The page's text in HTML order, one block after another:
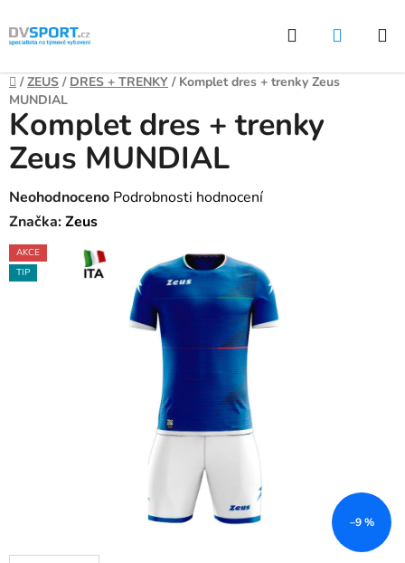
Přejít
na
Hledat
Domů
/ ZEUS / DRES + TRENKY / Komplet dres + trenky Zeus
MUNDIAL
Komplet dres + trenky
Zeus MUNDIAL
Průměrné
hodnocení
produktu
je
Neohodnoceno Podrobnosti hodnocení
Značka:Zeus
AKCE
TIP
–9 %